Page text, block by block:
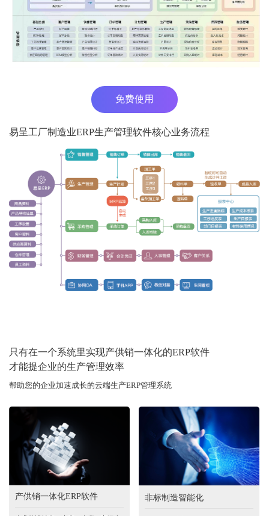
免费使用
易呈工厂制造业ERP生产管理软件核心业务流程
只有在一个系统里实现产供销一体化的ERP软件
才能提企业的生产管理效率
帮助您的企业加速成长的云端生产ERP管理系统
产供销一体化ERP软件 非标制造智能化